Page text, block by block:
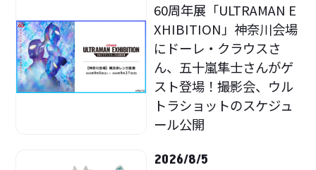
60周年展「ULTRAMAN E
XHIBITION」神奈川会場
にドーレ・クラウスさ
ん、五十嵐隼士さんがゲ
スト登場！撮影会、ウル
トラショットのスケジュ
ール公開
2026/8/5